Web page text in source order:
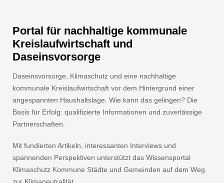
Portal für nachhaltige kommunale
Kreislaufwirtschaft und
Daseinsvorsorge
Daseinsvorsorge, Klimaschutz und eine nachhaltige
kommunale Kreislaufwirtschaft vor dem Hintergrund einer
angespannten Haushaltslage. Wie kann das gelingen? Die
Basis für Erfolg: qualifizierte Informationen und zuverlässige
Partnerschaften.
Mit fundierten Artikeln, interessanten Interviews und
spannenden Perspektiven unterstützt das Wissensportal
Klimaschutz Kommune Städte und Gemeinden auf dem Weg
zur Klimaneutralität.